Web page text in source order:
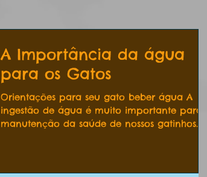
A Importância da água
para os Gatos
Orientações para seu gato beber água A
ingestão de água é muito importante para a
manutenção da saúde de nossos gatinhos.